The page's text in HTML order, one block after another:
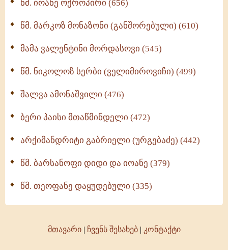
წმ. იოანე ოქროპირი (656)
წმ. მარკოზ მონაზონი (განშორებული) (610)
მამა ვალენტინი მორდასოვი (545)
წმ. ნიკოლოზ სერბი (ველიმიროვიჩი) (499)
შალვა ამონაშვილი (476)
ბერი პაისი მთაწმინდელი (472)
არქიმანდრიტი გაბრიელი (ურგებაძე) (442)
წმ. ბარსანოფი დიდი და იოანე (379)
წმ. თეოფანე დაყუდებული (335)
მთავარი| ჩვენს შესახებ| კონტაქტი